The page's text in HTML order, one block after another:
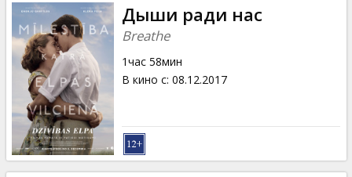
Дыши ради нас
Breathe
1час 58мин
В кино с: 08.12.2017